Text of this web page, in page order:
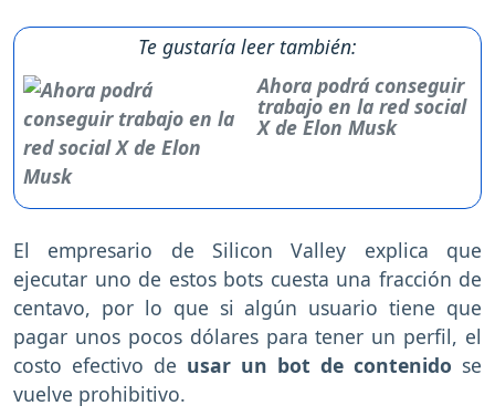
Te gustaría leer también:
Ahora podrá conseguir
trabajo en la red social
X de Elon Musk
El empresario de Silicon Valley explica que
ejecutar uno de estos bots cuesta una fracción de
centavo, por lo que si algún usuario tiene que
pagar unos pocos dólares para tener un perfil, el
costo efectivo de usar un bot de contenido se
vuelve prohibitivo.